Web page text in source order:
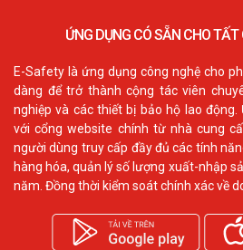
ỨNG DỤNG CÓ SẴN CHO
E-Safety là ứng dụng công nghệ cho
dàng để trở thành cộng tác viên
nghiệp và các thiết bị bảo hộ lao
với cổng website chính từ nhà cung
người dùng truy cấp đầy đủ các tính
hàng hóa, quản lý số lượng xuất-nhập
năm. Đồng thời kiểm soát chính xác về